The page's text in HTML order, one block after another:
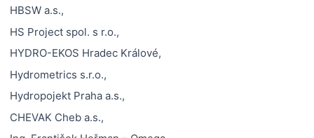
HBSW a.s.,
HS Project spol. s r.o.,
HYDRO-EKOS Hradec Králové,
Hydrometrics s.r.o.,
Hydropojekt Praha a.s.,
CHEVAK Cheb a.s.,